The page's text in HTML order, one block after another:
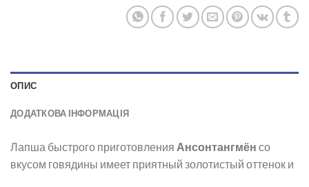
ОПИС
ДОДАТКОВА ІНФОРМАЦІЯ
Лапша быстрого приготовления Ансонтангмён со
вкусом говядины имеет приятный золотистый оттенок и